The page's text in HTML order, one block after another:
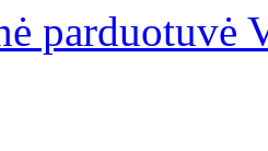
parduotuvė